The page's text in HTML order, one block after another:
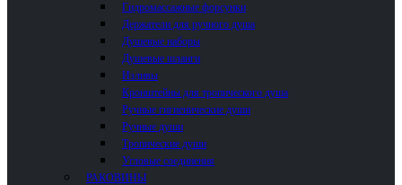
Гидромассажные форсунки
Держатели для ручного душа
Душевые наборы
Душевые шланги
Изливы
Кронштейны для тропического душа
Ручные гигиенические души
Ручные души
Тропические души
Угловые соединения
РАКОВИНЫ